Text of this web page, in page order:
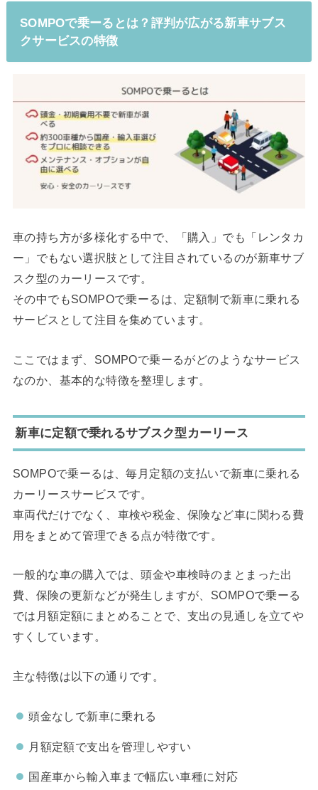
SOMPOで乗ーるとは？評判が広がる新車サブス
クサービスの特徴
車の持ち方が多様化する中で、「購入」でも「レンタカ
ー」でもない選択肢として注目されているのが新車サブ
スク型のカーリースです。
その中でもSOMPOで乗ーるは、定額制で新車に乗れる
サービスとして注目を集めています。
ここではまず、SOMPOで乗ーるがどのようなサービス
なのか、基本的な特徴を整理します。
新車に定額で乗れるサブスク型カーリース
SOMPOで乗ーるは、毎月定額の支払いで新車に乗れる
カーリースサービスです。
車両代だけでなく、車検や税金、保険など車に関わる費
用をまとめて管理できる点が特徴です。
一般的な車の購入では、頭金や車検時のまとまった出
費、保険の更新などが発生しますが、SOMPOで乗ーる
では月額定額にまとめることで、支出の見通しを立てや
すくしています。
主な特徴は以下の通りです。
頭金なしで新車に乗れる
月額定額で支出を管理しやすい
国産車から輸入車まで幅広い車種に対応